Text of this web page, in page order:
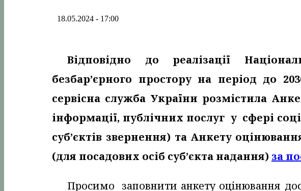
18.05.2024 - 17:00
Відповідно до реалізації
безбар’єрного простору на період до
сервісна служба України розмістила
інформації, публічних послуг у сфері
суб’єктів звернення) та Анкету
(для посадових осіб суб’єкта надання) за
Просимо заповнити анкету оцінювання